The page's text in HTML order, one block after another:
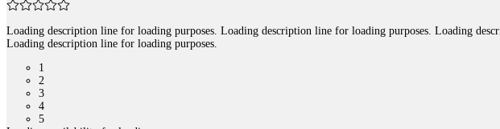
Loading description line for loading purposes. Loading description line for loading purposes. Loading
Loading description line for loading purposes.
1
2
3
4
5